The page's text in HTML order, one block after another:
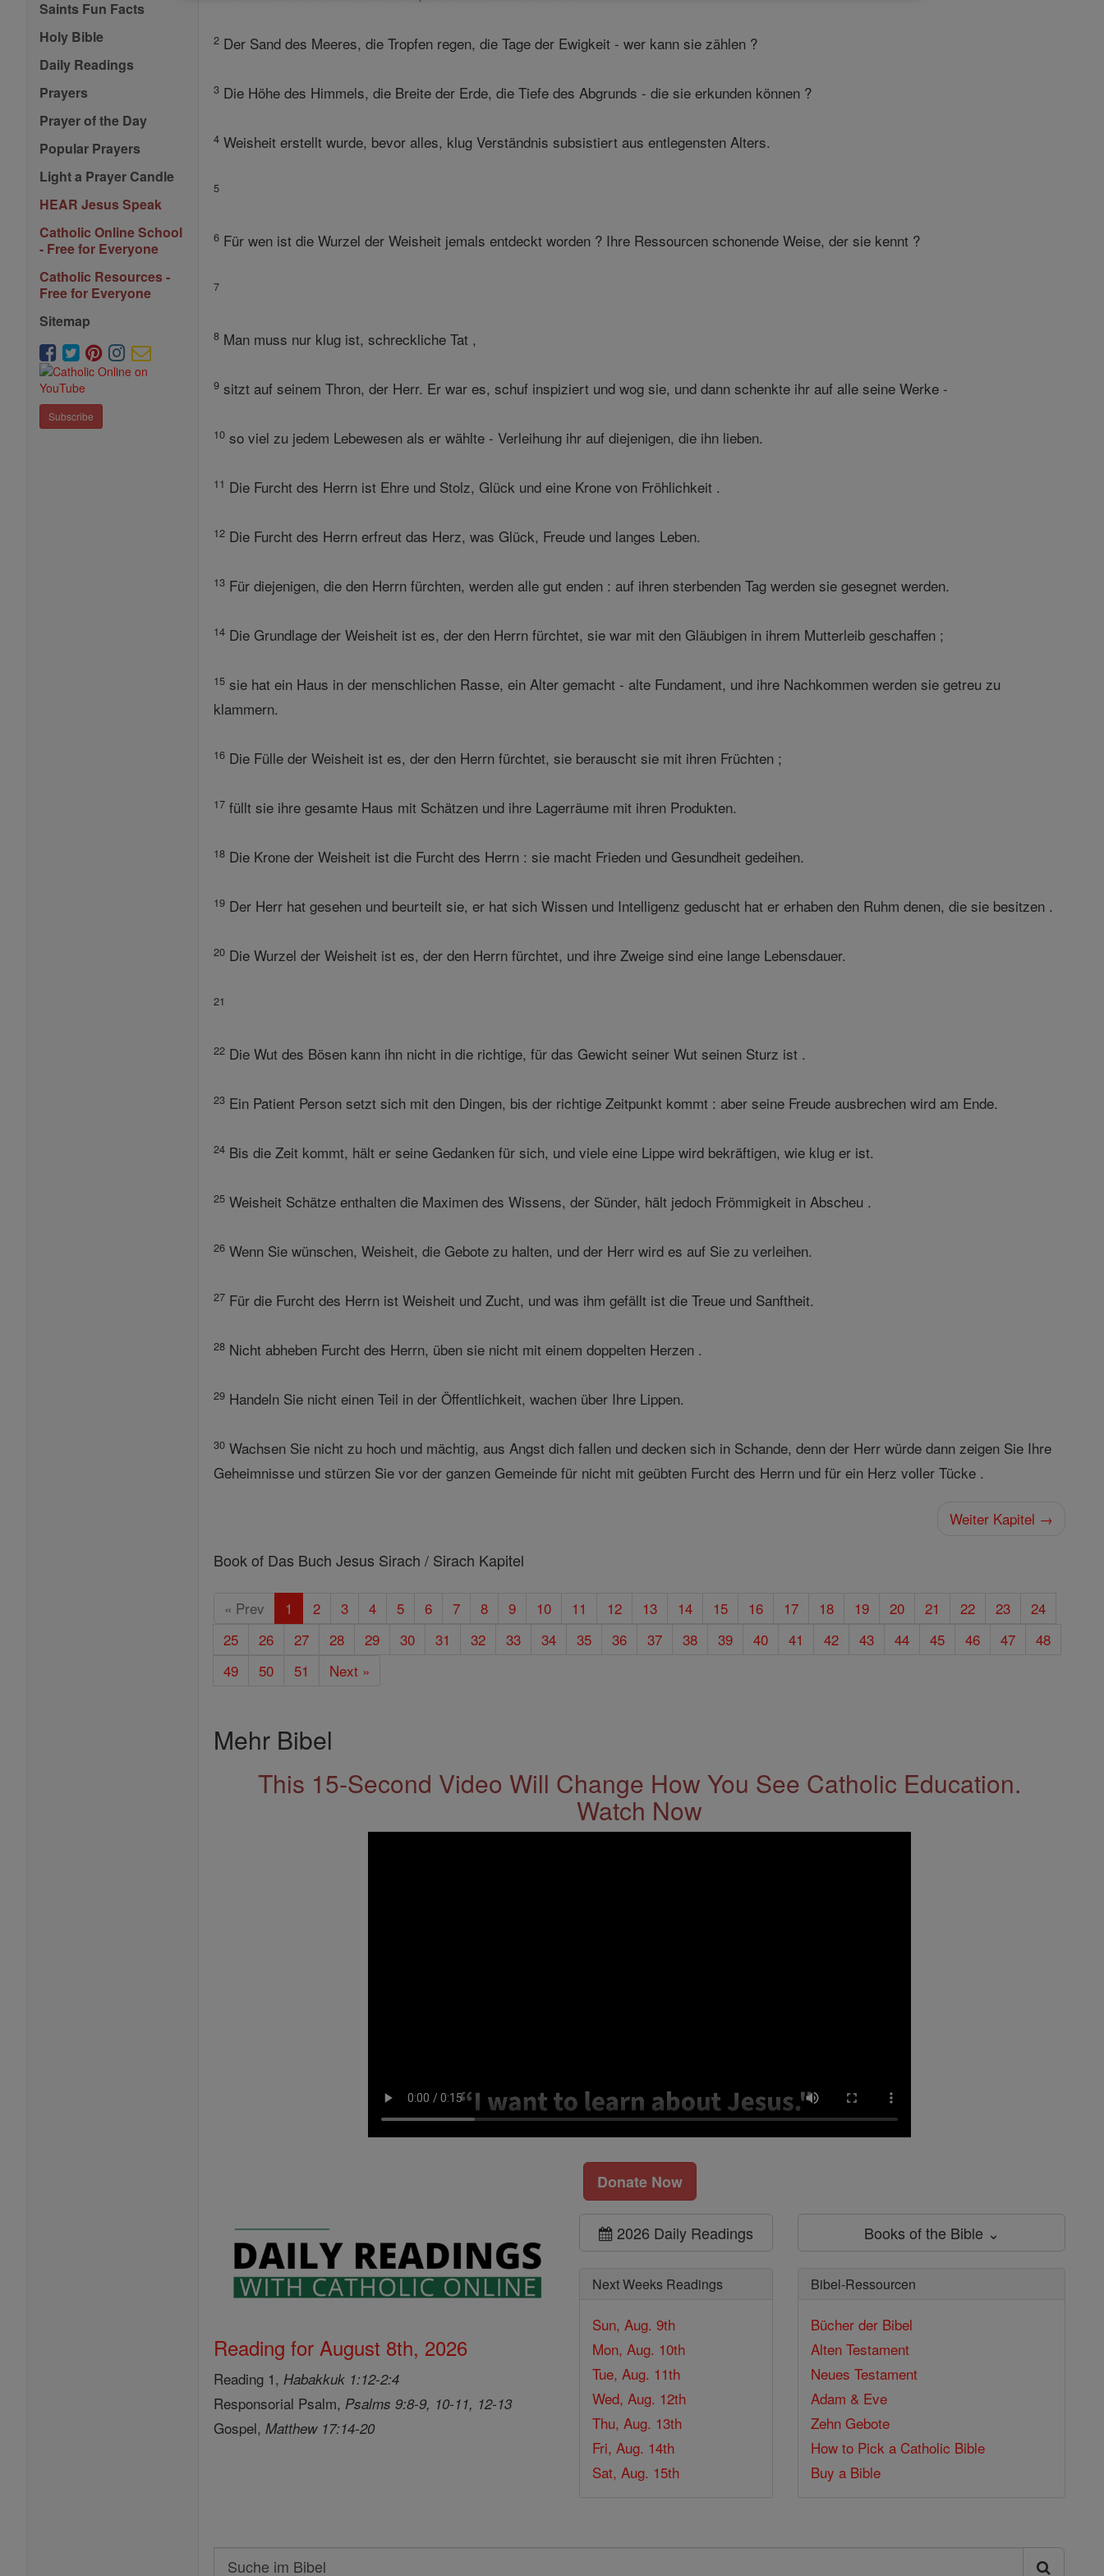
Saints Fun Facts
Holy Bible
Daily Readings
Prayers
Prayer of the Day
Popular Prayers
Light a Prayer Candle
HEAR Jesus Speak
Catholic Online School
- Free for Everyone
Catholic Resources -
Free for Everyone
Sitemap
Subscribe
2 Der Sand des Meeres, die Tropfen regen, die Tage der Ewigkeit - wer kann sie zählen ?
3 Die Höhe des Himmels, die Breite der Erde, die Tiefe des Abgrunds - die sie erkunden können ?
4 Weisheit erstellt wurde, bevor alles, klug Verständnis subsistiert aus entlegensten Alters.
5
6 Für wen ist die Wurzel der Weisheit jemals entdeckt worden ? Ihre Ressourcen schonende Weise, der sie kennt ?
7
8 Man muss nur klug ist, schreckliche Tat ,
9 sitzt auf seinem Thron, der Herr. Er war es, schuf inspiziert und wog sie, und dann schenkte ihr auf alle seine Werke -
10 so viel zu jedem Lebewesen als er wählte - Verleihung ihr auf diejenigen, die ihn lieben.
11 Die Furcht des Herrn ist Ehre und Stolz, Glück und eine Krone von Fröhlichkeit .
12 Die Furcht des Herrn erfreut das Herz, was Glück, Freude und langes Leben.
13 Für diejenigen, die den Herrn fürchten, werden alle gut enden : auf ihren sterbenden Tag werden sie gesegnet werden.
14 Die Grundlage der Weisheit ist es, der den Herrn fürchtet, sie war mit den Gläubigen in ihrem Mutterleib geschaffen ;
15 sie hat ein Haus in der menschlichen Rasse, ein Alter gemacht - alte Fundament, und ihre Nachkommen werden sie getreu zu
klammern.
16 Die Fülle der Weisheit ist es, der den Herrn fürchtet, sie berauscht sie mit ihren Früchten ;
17 füllt sie ihre gesamte Haus mit Schätzen und ihre Lagerräume mit ihren Produkten.
18 Die Krone der Weisheit ist die Furcht des Herrn : sie macht Frieden und Gesundheit gedeihen.
19 Der Herr hat gesehen und beurteilt sie, er hat sich Wissen und Intelligenz geduscht hat er erhaben den Ruhm denen, die sie besitzen .
20 Die Wurzel der Weisheit ist es, der den Herrn fürchtet, und ihre Zweige sind eine lange Lebensdauer.
21
22 Die Wut des Bösen kann ihn nicht in die richtige, für das Gewicht seiner Wut seinen Sturz ist .
23 Ein Patient Person setzt sich mit den Dingen, bis der richtige Zeitpunkt kommt : aber seine Freude ausbrechen wird am Ende.
24 Bis die Zeit kommt, hält er seine Gedanken für sich, und viele eine Lippe wird bekräftigen, wie klug er ist.
25 Weisheit Schätze enthalten die Maximen des Wissens, der Sünder, hält jedoch Frömmigkeit in Abscheu .
26 Wenn Sie wünschen, Weisheit, die Gebote zu halten, und der Herr wird es auf Sie zu verleihen.
27 Für die Furcht des Herrn ist Weisheit und Zucht, und was ihm gefällt ist die Treue und Sanftheit.
28 Nicht abheben Furcht des Herrn, üben sie nicht mit einem doppelten Herzen .
29 Handeln Sie nicht einen Teil in der Öffentlichkeit, wachen über Ihre Lippen.
30 Wachsen Sie nicht zu hoch und mächtig, aus Angst dich fallen und decken sich in Schande, denn der Herr würde dann zeigen Sie Ihre
Geheimnisse und stürzen Sie vor der ganzen Gemeinde für nicht mit geübten Furcht des Herrn und für ein Herz voller Tücke .
Weiter Kapitel →
Book of Das Buch Jesus Sirach / Sirach Kapitel
« Prev 1 2 3 4 5 6 7 8 9 10 11 12 13 14 15 16 17 18 19 20 21 22 23
24
25
26 27 28 29 30 31 32 33 34 35 36 37 38 39 40 41 42 43 44 45 46 47
48
49
50 51 Next »
Mehr Bibel
This 15-Second Video Will Change How You See Catholic Education.
Watch Now
Donate Now
Reading for August 8th, 2026
Reading 1, Habakkuk 1:12-2:4
Responsorial Psalm, Psalms 9:8-9, 10-11, 12-13
Gospel,Matthew 17:14-20
2026 Daily Readings
Next Weeks Readings
Sun, Aug. 9th
Mon, Aug. 10th
Tue, Aug. 11th
Wed, Aug. 12th
Thu, Aug. 13th
Fri, Aug. 14th
Sat, Aug. 15th
Books of the Bible ⌄
Bibel-Ressourcen
Bücher der Bibel
Alten Testament
Neues Testament
Adam & Eve
Zehn Gebote
How to Pick a Catholic Bible
Buy a Bible
Search